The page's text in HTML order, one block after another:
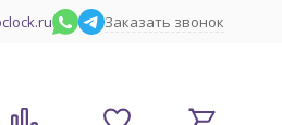
Заказать звонок